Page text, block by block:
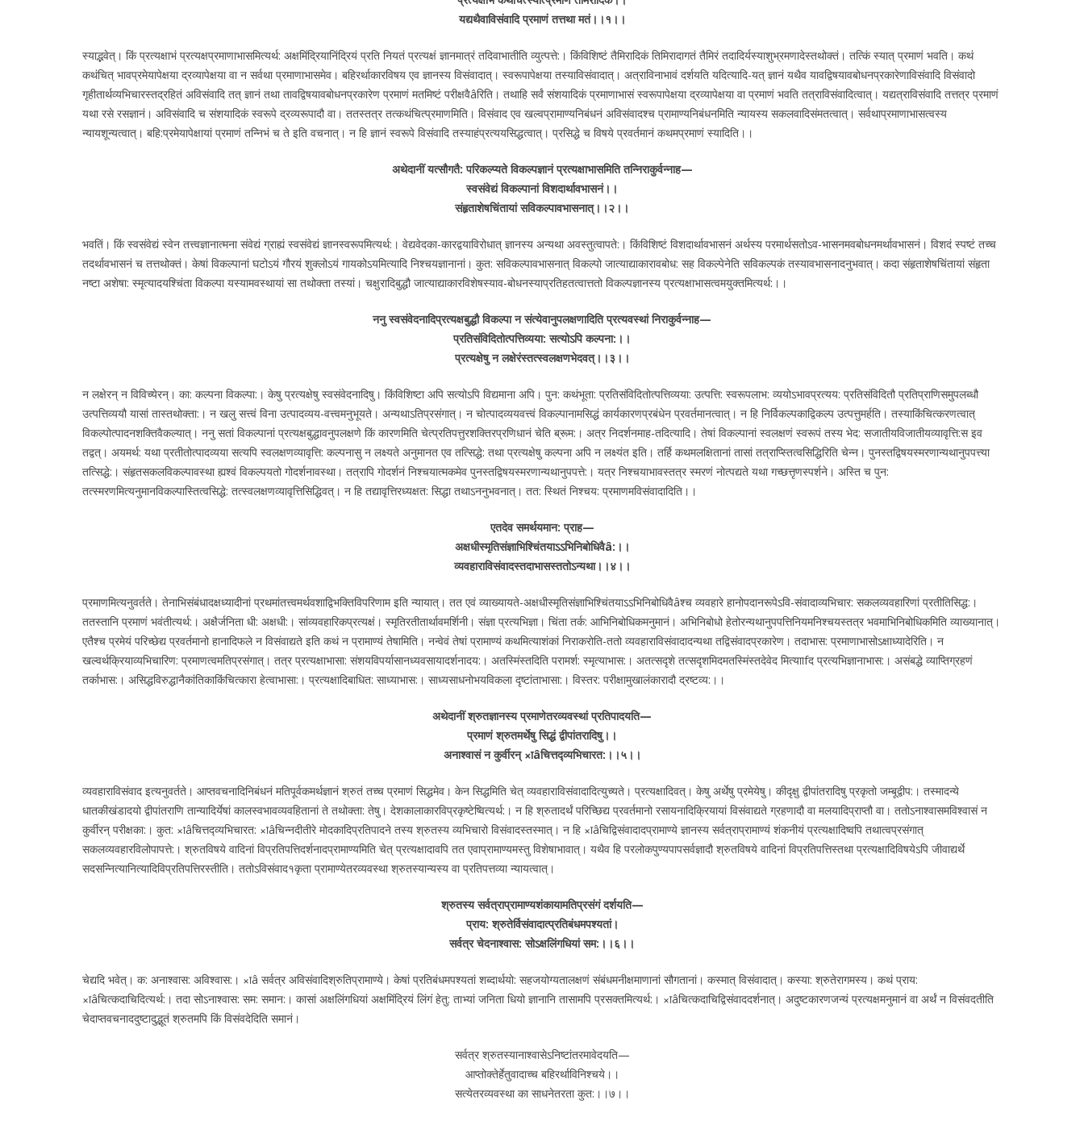
यद्यथैवाविसंवादि प्रमाणं तत्तथा मतं।।१।।
स्याद्भवेत्। किं प्रत्यक्षाभं प्रत्यक्षप्रमाणाभासमित्यर्थ: अक्षमिंद्रियानिंद्रियं प्रति नियतं प्रत्यक्षं ज्ञानमात्रं तदिवाभातीति व्युत्पत्ते:। किंविशिष्टं तैमिरादिकं तिमिरादागतं तैमिरं तदादिर्यस्याशुभ्रमणादेस्तथोक्तं। तत्किं स्यात् प्रमाणं भवति। कथं
कथंचित् भावप्रमेयापेक्षया द्रव्यापेक्षया वा न सर्वथा प्रमाणाभासमेव। बहिरर्थाकारविषय एव ज्ञानस्य विसंवादात्। स्वरूपापेक्षया तस्याविसंवादात्। अत्राविनाभावं दर्शयति यदित्यादि-यत् ज्ञानं यथैव यावद्विषयावबोधनप्रकारेणाविसंवादि विसंवादो
गृहीतार्थव्यभिचारस्तद्रहितं अविसंवादि तत् ज्ञानं तथा तावद्विषयावबोधनप्रकारेण प्रमाणं मतमिष्टं परीक्षवैâरिति। तथाहि सर्वं संशयादिकं प्रमाणाभासं स्वरूपापेक्षया द्रव्यापेक्षया वा प्रमाणं भवति तत्राविसंवादित्वात्। यद्यत्राविसंवादि तत्तत्र प्रमाणं
यथा रसे रसज्ञानं। अविसंवादि च संशयादिकं स्वरूपे द्रव्यरूपादौ वा। ततस्तत्र तत्कथंचित्प्रमाणमिति। विसंवाद एव खल्वप्रामाण्यनिबंधनं अविसंवादश्च प्रामाण्यनिबंधनमिति न्यायस्य सकलवादिसंमतत्वात्। सर्वथाप्रमाणाभासत्वस्य
न्यायशून्यत्वात्। बहि:प्रमेयापेक्षायां प्रमाणं तन्निभं च ते इति वचनात्। न हि ज्ञानं स्वरूपे विसंवादि तस्याहंप्रत्ययसिद्धत्वात्। प्रसिद्धे च विषये प्रवर्तमानं कथमप्रमाणं स्यादिति।।
अथेदानीं यत्सौगतै: परिकल्प्यते विकल्पज्ञानं प्रत्यक्षाभासमिति तन्निराकुर्वन्नाह—
स्वसंवेद्यं विकल्पानां विशदार्थावभासनं।।
संहृताशेषचिंतायां सविकल्पावभासनात्।।२।।
भवतिं। किं स्वसंवेद्यं स्वेन तत्त्वज्ञानात्मना संवेद्यं ग्राह्यं स्वसंवेद्यं ज्ञानस्वरूपमित्यर्थ:। वेद्यवेदका-कारद्वयाविरोधात् ज्ञानस्य अन्यथा अवस्तुत्वापते:। किंविशिष्टं विशदार्थावभासनं अर्थस्य परमार्थसतोऽव-भासनमवबोधनमर्थावभासनं। विशदं स्पष्टं तच्च
तदर्थावभासनं च तत्तथोक्तं। केषां विकल्पानां घटोऽयं गौरयं शुक्लोऽयं गायकोऽयमित्यादि निश्चयज्ञानानां। कुत: सविकल्पावभासनात् विकल्पो जात्याद्याकारावबोध: सह विकल्पेनेति सविकल्पकं तस्यावभासनादनुभवात्। कदा संहृताशेषचिंतायां संहृता
नष्टा अशेषा: स्मृत्यादयश्चिंता विकल्पा यस्यामवस्थायां सा तथोक्ता तस्यां। चक्षुरादिबुद्धौ जात्याद्याकारविशेषस्याव-बोधनस्याप्रतिहतत्वात्ततो विकल्पज्ञानस्य प्रत्यक्षाभासत्वमयुक्तमित्यर्थ:।।
ननु स्वसंवेदनादिप्रत्यक्षबुद्धौ विकल्पा न संत्येवानुपलक्षणादिति प्रत्यवस्थां निराकुर्वन्नाह—
प्रतिसंविदितोत्पत्तिव्यया: सत्योऽपि कल्पना:।।
प्रत्यक्षेषु न लक्षेरंस्तत्स्वलक्षणभेदवत्।।३।।
न लक्षेरन् न विविच्येरन्। का: कल्पना विकल्पा:। केषु प्रत्यक्षेषु स्वसंवेदनादिषु। किंविशिष्टा अपि सत्योऽपि विद्यमाना अपि। पुन: कथंभूता: प्रतिसंविदितोत्पत्तिव्यया: उत्पत्ति: स्वरूपलाभ: व्ययोऽभावप्रत्यय: प्रतिसंविदितौ प्रतिप्राणिसमुपलब्धौ
उत्पत्तिव्ययौ यासां तास्तथोक्ता:। न खलु सत्त्वं विना उत्पादव्यय-वत्त्वमनुभूयते। अन्यथाऽतिप्रसंगात्। न चोत्पादव्ययवत्त्वं विकल्पानामसिद्धं कार्यकारणप्रबंधेन प्रवर्तमानत्वात्। न हि निर्विकल्पकाद्विकल्प उत्पत्तुमर्हति। तस्याकिंचित्करणत्वात्
विकल्पोत्पादनशक्तिवैकल्यात्। ननु सतां विकल्पानां प्रत्यक्षबुद्धावनुपलक्षणे किं कारणमिति चेत्प्रतिपत्तुरशक्तिरप्रणिधानं चेति ब्रूम:। अत्र निदर्शनमाह-तदित्यादि। तेषां विकल्पानां स्वलक्षणं स्वरूपं तस्य भेद: सजातीयविजातीयव्यावृत्ति:स इव
तद्वत्। अयमर्थ: यथा प्रतीतोत्पादव्यया सत्यपि स्वलक्षणव्यावृत्ति: कल्पनासु न लक्ष्यते अनुमानत एव तत्सिद्धे: तथा प्रत्यक्षेषु कल्पना अपि न लक्ष्यंत इति। तर्हि कथमलक्षितानां तासां तत्राप्स्तित्वसिद्धिरिति चेन्न। पुनस्तद्विषयस्मरणान्यथानुपपत्त्या
तत्सिद्धे:। संहृतसकलविकल्पावस्था ह्यश्वं विकल्पयतो गोदर्शनावस्था। तत्रापि गोदर्शनं निश्चयात्मकमेव पुनस्तद्विषयस्मरणान्यथानुपपत्ते:। यत्र निश्चयाभावस्तत्र स्मरणं नोत्पद्यते यथा गच्छत्तृणस्पर्शने। अस्ति च पुन:
तत्स्मरणमित्यनुमानविकल्पास्तित्वसिद्धे: तत्स्वलक्षणव्यावृत्तिसिद्धिवत्। न हि तद्यावृत्तिरध्यक्षत: सिद्धा तथाऽननुभवनात्। तत: स्थितं निश्चय: प्रमाणमविसंवादादिति।।
एतदेव समर्थयमान: प्राह—
अक्षधीस्मृतिसंज्ञाभिश्चिंतयाऽऽभिनिबोधिवैâ:।।
व्यवहाराविसंवादस्तदाभासस्ततोऽन्यथा।।४।।
प्रमाणमित्यनुवर्तते। तेनाभिसंबंधादक्षध्यादीनां प्रथमांतत्त्वमर्थवशाद्विभक्तिविपरिणाम इति न्यायात्। तत एवं व्याख्यायते-अक्षधीस्मृतिसंज्ञाभिश्चिंतयाऽऽभिनिबोधिवैâश्च व्यवहारे हानोपदानरूपेऽवि-संवादाव्यभिचार: सकलव्यवहारिणां प्रतीतिसिद्ध:।
ततस्तानि प्रमाणं भवंतीत्यर्थ:। अक्षैर्जनिता धी: अक्षधी:। सांव्यवहारिकप्रत्यक्षं। स्मृतिरतीतार्थावमर्शिनी। संज्ञा प्रत्यभिज्ञा। चिंता तर्क: आभिनिबोधिकमनुमानं। अभिनिबोधो हेतोरन्यथानुपपत्तिनियमनिश्चयस्तत्र भवमाभिनिबोधिकमिति व्याख्यानात्।
एतैश्च प्रमेयं परिच्छेद्य प्रवर्तमानो हानादिफले न विसंवाद्यते इति कथं न प्रामाण्यं तेषामिति। नन्वेवं तेषां प्रामाण्यं कथमित्याशंकां निराकरोति-ततो व्यवहाराविसंवादादन्यथा तद्विसंवादप्रकारेण। तदाभास: प्रमाणाभासोऽक्षाध्यादेरिति। न
खल्वर्थक्रियाव्यभिचारिण: प्रमाणत्वमतिप्रसंगात्। तत्र प्रत्यक्षाभासा: संशयविपर्यासानध्यवसायादर्शनादय:। अतस्मिंस्तदिति परामर्श: स्मृत्याभास:। अतत्सदृशे तत्सदृशमिदमतस्मिंस्तदेवेद मित्यााfद प्रत्यभिज्ञानाभास:। असंबद्धे व्याप्तिग्रहणं
तर्काभास:। असिद्धविरुद्धानैकांतिकाकिंचित्कारा हेत्वाभासा:। प्रत्यक्षादिबाधित: साध्याभास:। साध्यसाधनोभयविकला दृष्टांताभासा:। विस्तर: परीक्षामुखालंकारादौ द्रष्टव्य:।।
अथेदानीं श्रुतज्ञानस्य प्रमाणेतरव्यवस्थां प्रतिपादयति—
प्रमाणं श्रुतमर्थेषु सिद्धं द्वीपांतरादिषु।।
अनाश्वासं न कुर्वीरन् ×ाâचित्तद्व्यभिचारत:।।५।।
व्यवहाराविसंवाद इत्यनुवर्तते। आप्तवचनादिनिबंधनं मतिपूर्वकमर्थज्ञानं श्रुतं तच्च प्रमाणं सिद्धमेव। केन सिद्धमिति चेत् व्यवहाराविसंवादादित्युच्यते। प्रत्यक्षादिवत्। केषु अर्थेषु प्रमेयेषु। कीदृक्षु द्वीपांतरादिषु प्रकृतो जम्बूद्वीप:। तस्मादन्ये
धातकीखंडादयो द्वीपांतराणि तान्यादिर्येषां कालस्वभावव्यवहितानां ते तथोक्ता: तेषु। देशकालाकारविप्रकृष्टेष्वित्यर्थ:। न हि श्रुतादर्थं परिच्छिद्य प्रवर्तमानो रसायनादिक्रियायां विसंवाद्यते ग्रहणादौ वा मलयादिप्राप्तौ वा। ततोऽनाश्वासमविश्वासं न
कुर्वीरन् परीक्षका:। कुत: ×ाâचित्तद्व्यभिचारत: ×ाâचिन्नदीतीरे मोदकादिप्रतिपादने तस्य श्रुतस्य व्यभिचारो विसंवादस्तस्मात्। न हि ×ाâचिद्विसंवादादप्रामाण्ये ज्ञानस्य सर्वत्राप्रामाण्यं शंकनीयं प्रत्यक्षादिष्वपि तथात्वप्रसंगात्
सकलव्यवहारविलोपापत्ते:। श्रुतविषये वादिनां विप्रतिपत्तिदर्शनादप्रामाण्यमिति चेत् प्रत्यक्षादावपि तत एवाप्रामाण्यमस्तु विशेषाभावात्। यथैव हि परलोकपुण्यपापसर्वज्ञादौ श्रुतविषये वादिनां विप्रतिपत्तिस्तथा प्रत्यक्षादिविषयेऽपि जीवाद्यर्थे
सदसन्नित्यानित्यादिविप्रतिपत्तिरस्तीति। ततोऽविसंवाद१कृता प्रामाण्येतरव्यवस्था श्रुतस्यान्यस्य वा प्रतिपत्तव्या न्यायत्वात्।
श्रुतस्य सर्वत्राप्रामाण्यशंकायामतिप्रसंगं दर्शयति—
प्राय: श्रुतेर्विसंवादात्प्रतिबंधमपश्यतां।
सर्वत्र चेदनाश्वास: सोऽक्षलिंगधियां सम:।।६।।
चेद्यदि भवेत्। क: अनाश्वास: अविश्वास:। ×ाâ सर्वत्र अविसंवादिश्रुतिप्रामाण्ये। केषां प्रतिबंधमपश्यतां शब्दार्थयो: सहजयोग्यतालक्षणं संबंधमनीक्षमाणानां सौगतानां। कस्मात् विसंवादात्। कस्या: श्रुतेरागमस्य। कथं प्राय:
×ाâचित्कदाचिदित्यर्थ:। तदा सोऽनाश्वास: सम: समान:। कासां अक्षलिंगधियां अक्षमिंद्रियं लिंगं हेतु: ताभ्यां जनिता धियो ज्ञानानि तासामपि प्रसक्तमित्यर्थ:। ×ाâचित्कदाचिद्विसंवाददर्शनात्। अदुष्टकारणजन्यं प्रत्यक्षमनुमानं वा अर्थं न विसंवदतीति
चेदाप्तवचनाददुष्टादुद्भूतं श्रुतमपि किं विसंवदेदिति समानं।
सर्वत्र श्रुतस्यानाश्वासेऽनिष्टांतरमावेदयति—
आप्तोक्तेर्हेतुवादाच्च बहिरर्थाविनिश्चये।।
सत्येतरव्यवस्था का साधनेतरता कुत:।।७।।